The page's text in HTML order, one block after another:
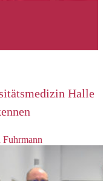
Halle
Fuhrmann